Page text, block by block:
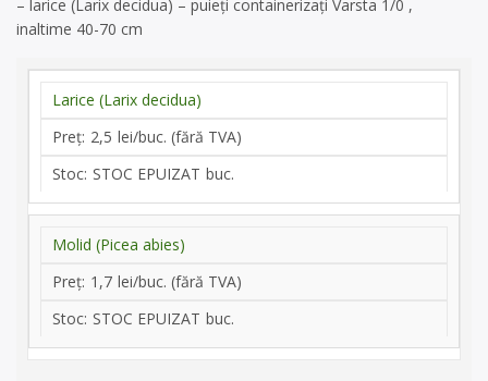
– larice (Larix decidua) – puieți containerizați Varsta 1/0 ,
inaltime 40-70 cm
Larice (Larix decidua)
2,5
STOC EPUIZAT
Molid (Picea abies)
1,7
STOC EPUIZAT